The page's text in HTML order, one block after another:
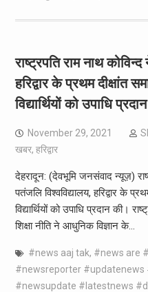
राष्ट्रपति राम नाथ
हरिद्वार के प्रथम दीक्षांत
विद्यार्थियों को उपाधि
November 29, 2021
खबर, हरिद्वार
देहरादून: (देवभूमि जनसंवाद न्यूज़)
पतंजलि विश्वविद्यालय, हरिद्वार के
विद्यार्थियों को उपाधि प्रदान की।
शिक्षा नीति ने आधुनिक विज्ञान के…
#news aaj tak, #news are
#newsreporter
#newsupdate #latestnews